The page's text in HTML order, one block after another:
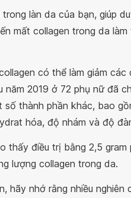
làn da của bạn, giúp
mất collagen trong da
có thể làm giảm các
2019 ở 72 phụ nữ đã
số thành phần khác, bao
hóa, độ nhám và độ
thấy điều trị bằng 2,5
lượng collagen trong da.
hãy nhớ rằng nhiều